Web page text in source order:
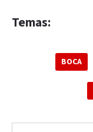
Temas:
BOCA